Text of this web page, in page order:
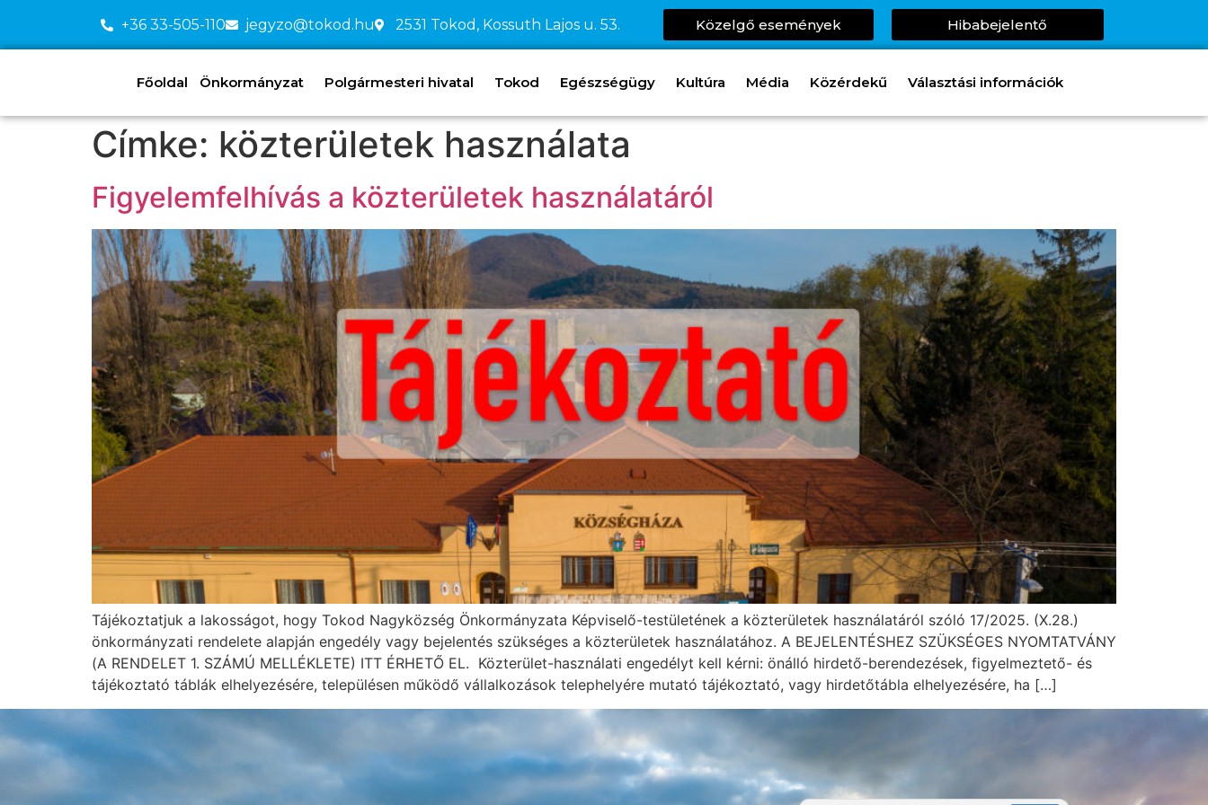
+36 33-505-110 jegyzo@tokod.hu 2531 Tokod, Kossuth Lajos u. 53. Közelgő események Hibabejelentő
Főoldal Önkormányzat Polgármesteri hivatal Tokod Egészségügy Kultúra Média Közérdekű Választási információk
Címke: közterületek használata
Figyelemfelhívás a közterületek használatáról
Tájékoztatjuk a lakosságot, hogy Tokod Nagyközség Önkormányzata Képviselő-testületének a közterületek használatáról szóló 17/2025. (X.28.)
önkormányzati rendelete alapján engedély vagy bejelentés szükséges a közterületek használatához. A BEJELENTÉSHEZ SZÜKSÉGES NYOMTATVÁNY
(A RENDELET 1. SZÁMÚ MELLÉKLETE) ITT ÉRHETŐ EL. Közterület-használati engedélyt kell kérni: önálló hirdető-berendezések, figyelmeztető- és
tájékoztató táblák elhelyezésére, településen működő vállalkozások telephelyére mutató tájékoztató, vagy hirdetőtábla elhelyezésére, ha […]